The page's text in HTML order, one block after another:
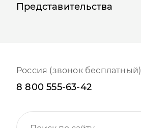
Представительства
Россия (звонок бесплатный)
8 800 555-63-42